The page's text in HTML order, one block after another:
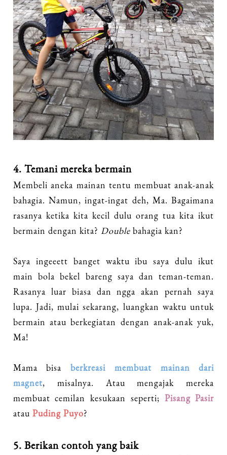
4. Temani mereka bermain
Membeli aneka mainan tentu membuat anak-anak
bahagia. Namun, ingat-ingat deh, Ma. Bagaimana
rasanya ketika kita kecil dulu orang tua kita ikut
bermain dengan kita? Doublebahagia kan?
Saya ingeeett banget waktu ibu saya dulu ikut
main bola bekel bareng saya dan teman-teman.
Rasanya luar biasa dan ngga akan pernah saya
lupa. Jadi, mulai sekarang, luangkan waktu untuk
bermain atau berkegiatan dengan anak-anak yuk,
Ma!
Mama bisaberkreasi membuat mainan dari
magnet, misalnya. Atau mengajak mereka
membuat cemilan kesukaan seperti; Pisang Pasir
atau Puding Puyo?
5. Berikan contoh yang baik